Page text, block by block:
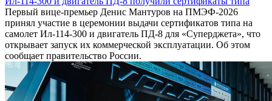
Первый вице-премьер Денис Мантуров на ПМЭФ-2026
принял участие в церемонии выдачи сертификатов типа на
самолет Ил-114-300 и двигатель ПД-8 для «Суперджета», что
открывает запуск их коммерческой эксплуатации. Об этом
сообщает правительство России.